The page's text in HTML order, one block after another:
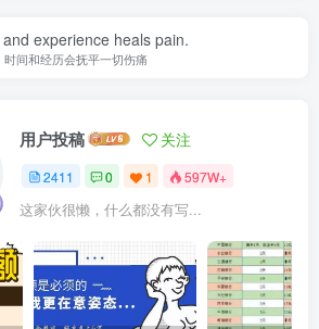
experience heals pain.
时间和经历会抚平一切伤痛
用户投稿 关注
2411 0 1 597W+
这家伙很懒，什么都没有写...